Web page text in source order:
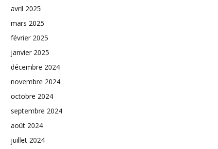
avril 2025
mars 2025
février 2025
janvier 2025
décembre 2024
novembre 2024
octobre 2024
septembre 2024
août 2024
juillet 2024